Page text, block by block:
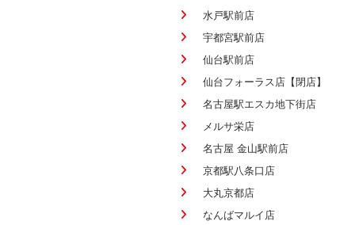
水戸駅前店
宇都宮駅前店
仙台駅前店
仙台フォーラス店【閉店】
名古屋駅エスカ地下街店
メルサ栄店
名古屋 金山駅前店
京都駅八条口店
大丸京都店
なんばマルイ店